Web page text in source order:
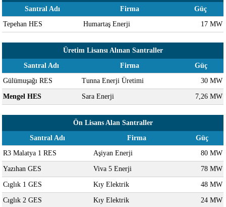
Santral Adı
Firma
Güç
Tepehan HES
Humartaş Enerji 17 MW
Üretim Lisansı Alınan Santraller
Santral Adı
Firma
Güç
Gülümuşağı RES
Tunna Enerji Üretimi 30 MW
Mengel HES Sara Enerji 7,26 MW
Ön Lisans Alan Santraller
Santral Adı
Firma
Güç
R3 Malatya 1 RES
Aşiyan Enerji 80 MW
Yazıhan GES Viva 5 Enerji 78 MW
Cıglık 1 GES Kıy Elektrik 48 MW
Cıglık 2 GES Kıy Elektrik 24 MW